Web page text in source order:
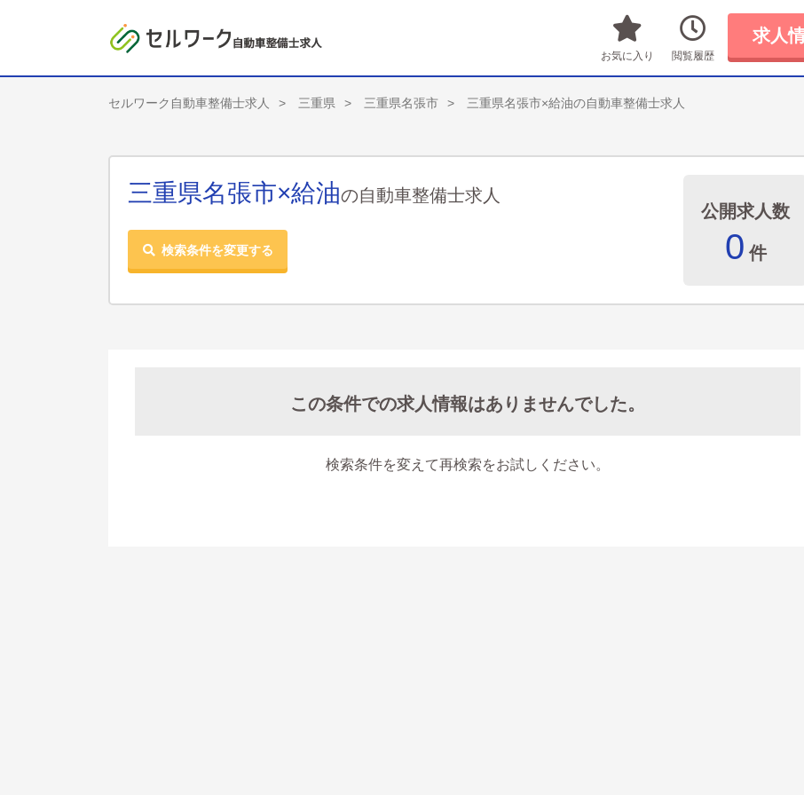
お気に入り 閲覧履歴
求人
セルワーク自動車整備士求人 三重県 三重県名張市 三重県名張市×給油の自動車整備士求人
三重県名張市×給油の自動車整備士求人
検索条件を変更する
公開求人数
0 件
この条件での求人情報はありませんでした。
検索条件を変えて再検索をお試しください。